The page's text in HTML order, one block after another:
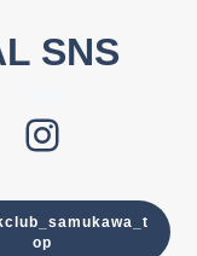
SNS
Instagram
op